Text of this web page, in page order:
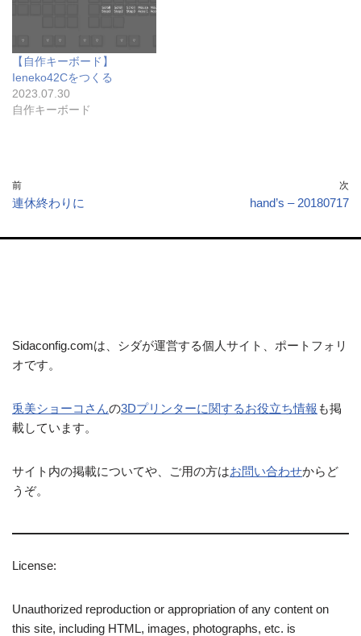
【自作キーボード】
Ieneko42Cをつくる
2023.07.30
自作キーボード
前
連休終わりに
次
hand’s – 20180717
Sidaconfig.comは、シダが運営する個人サイト、ポートフォリ
オです。
兎美ショーコさんの3Dプリンターに関するお役立ち情報 も掲
載しています。
サイト内の掲載についてや、ご用の方はお問い合わせからど
うぞ。
License:
Unauthorized reproduction or appropriation of any content on
this site, including HTML, images, photographs, etc. is